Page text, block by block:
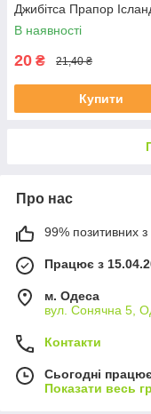
Джибітса Прапор
В наявності
20 ₴ 21,40 ₴
Купити
Про нас
99% позитивних з
Працює з
м. Одеса
вул. Сонячна 5,
Контакти
Сьогодні
Показати весь